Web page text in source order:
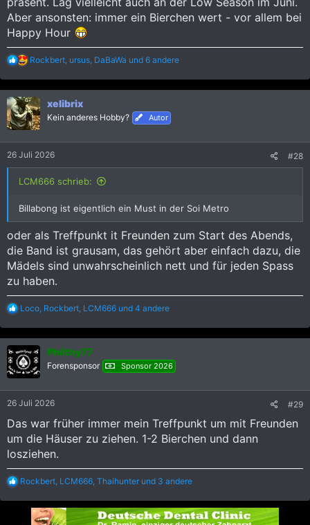
Aber ansonsten: immer ein Bierchen wert - vor allem bei
Happy Hour
R
a
k
t
i
o
n
:
Rockbert, ursus, DaBaWa und 6 andere
xelibrix
Kein anderes Hobby? Autor
26 Juli 2026 #28
LCM666 schrieb:
Billabong ist eigentlich ein Must in der Soi Metro
oder als Treffpunkt it Freunden zum Start des Abends,
die Band ist grausam, das gehört aber einfach dazu, die
Mädels sind unwahrscheinlich nett und für jeden Spass
zu haben.
R
a
k
t
i
o
n
Loco, Rockbert, LCM666 und 4 andere
Philthy77
Forensponsor Sponsor 2026
26 Juli 2026 #29
Das war früher immer mein Treffpunkt um mit Freunden
um die Häuser zu ziehen. 1-2 Bierchen und dann
losziehen.
R
a
Rockbert, LCM666, Thaihunter und 3 andere